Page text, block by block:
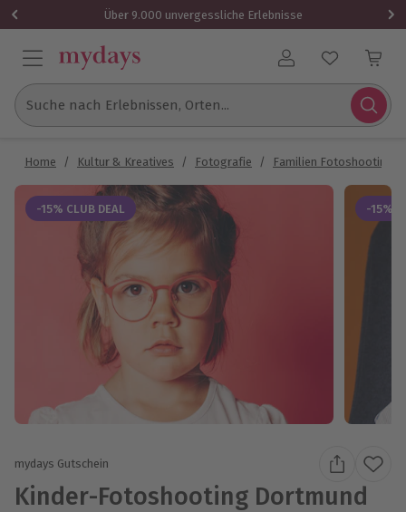
Über 9.000 unvergessliche Erlebnisse
Benutzerkonto
Suche nach Erlebnissen, Orten...
Home / Kultur & Kreatives / Fotografie / Familien Fotoshooting
-15% CLUB DEAL -15%
mydays Gutschein
Kinder-Fotoshooting Dortmund